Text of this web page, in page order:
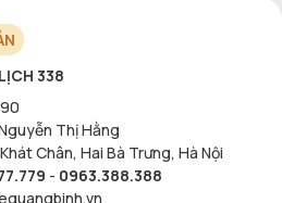
338
Thị Hằng
Chân, Hai Bà Trưng, Hà Nội
- 0963.388.388